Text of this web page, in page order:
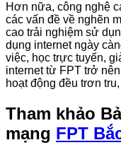
Hơn nữa, công nghệ
các vấn đề về nghẽn
cao trải nghiệm sử
dụng internet ngày
việc, học trực tuyến,
internet từ FPT trở
hoạt động đều trơn
Tham khảo
mạng FPT